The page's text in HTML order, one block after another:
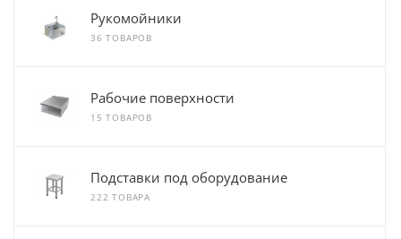
Рукомойники
36 ТОВАРОВ
Рабочие поверхности
15 ТОВАРОВ
Подставки под оборудование
222 ТОВАРА